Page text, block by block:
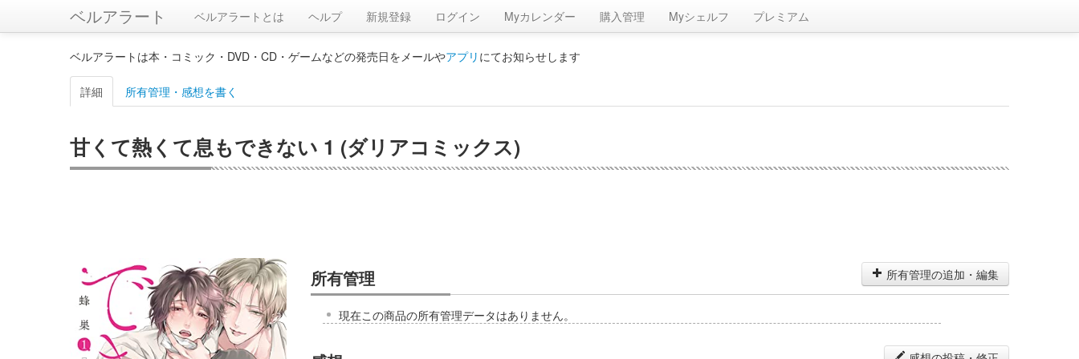
ベルアラート ベルアラートとは ヘルプ 新規登録 ログイン Myカレンダー 購入管理 Myシェルフ プレミアム
ベルアラートは本・コミック・DVD・CD・ゲームなどの発売日をメールやアプリ にてお知らせします
詳細 所有管理・感想を書く
甘くて熱くて息もできない 1 (ダリアコミックス)
所有管理 所有管理の追加・編集
現在この商品の所有管理データはありません。